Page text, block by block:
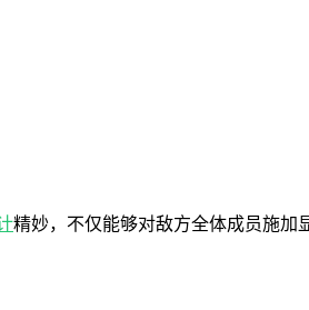
精妙，不仅能够对敌方全体成员施加